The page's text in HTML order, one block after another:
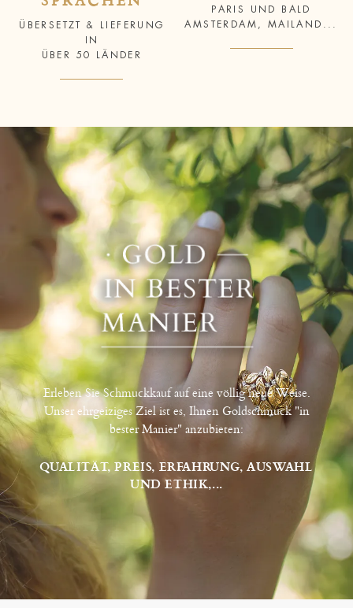
ÜBERSETZT & LIEFERUNG
IN
ÜBER 50 LÄNDER
PARIS UND BALD
AMSTERDAM, MAILAND...
Erleben Sie Schmuckkauf auf eine völlig neue Weise.
Unser ehrgeiziges Ziel ist es, Ihnen Goldschmuck "in
bester Manier" anzubieten:
QUALITÄT, PREIS, ERFAHRUNG, AUSWAHL
UND ETHIK,...